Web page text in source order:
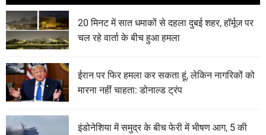
20 मिनट में सात धमाकों से दहला दुबई शहर, हॉर्मूज पर
चल रहे वार्ता के बीच हुआ हमला
ईरान पर फिर हमला कर सकता हूं, लेकिन नागरिकों को
मारना नहीं चाहता: डोनाल्ड ट्रंप
इंडोनेशिया में समुद्र के बीच फेरी में भीषण आग, 5 की